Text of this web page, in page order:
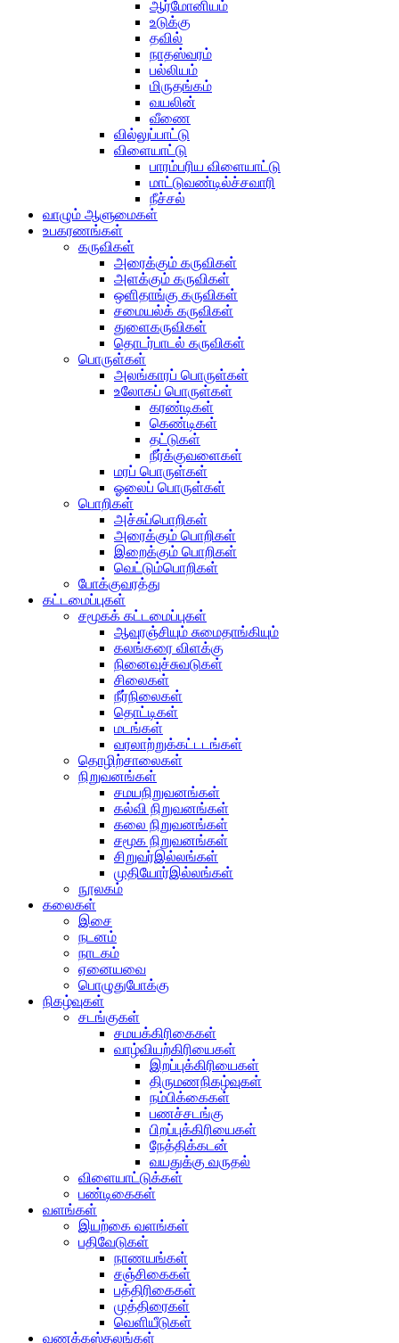
ஆர்மோனியம்
உடுக்கு
தவில்
நாதஸ்வரம்
பல்லியம்
மிருதங்கம்
வயலின்
வீணை
வில்லுப்பாட்டு
விளையாட்டு
பாரம்பரிய விளையாட்டு
மாட்டுவண்டில்ச்சவாரி
நீச்சல்
வாழும் ஆளுமைகள்
உபகரணங்கள்
கருவிகள்
அரைக்கும் கருவிகள்
அளக்கும் கருவிகள்
ஒளிதாங்கு கருவிகள்
சமையல்க் கருவிகள்
துளைகருவிகள்
தொடர்பாடல் கருவிகள்
பொருள்கள்
அலங்காரப் பொருள்கள்
உலோகப் பொருள்கள்
கரண்டிகள்
கெண்டிகள்
தட்டுகள்
நீர்க்குவளைகள்
மரப் பொருள்கள்
ஓலைப் பொருள்கள்
பொறிகள்
அச்சுப்பொறிகள்
அரைக்கும் பொறிகள்
இறைக்கும் பொறிகள்
வெட்டும்பொறிகள்
போக்குவரத்து
கட்டமைப்புகள்
சமூகக் கட்டமைப்புகள்
ஆவுரஞ்சியும் சுமைதாங்கியும்
கலங்கரை விளக்கு
நினைவுச்சுவடுகள்
சிலைகள்
நீர்நிலைகள்
தொட்டிகள்
மடங்கள்
வரலாற்றுக்கட்டடங்கள்
தொழிற்சாலைகள்
நிறுவனங்கள்
சமயநிறுவனங்கள்
கல்வி நிறுவனங்கள்
கலை நிறுவனங்கள்
சமூக நிறுவனங்கள்
சிறுவர்இல்லங்கள்
முதியோர்இல்லங்கள்
நூலகம்
கலைகள்
இசை
நடனம்
நாடகம்
ஏனையவை
பொழுதுபோக்கு
நிகழ்வுகள்
சடங்குகள்
சமயக்கிரிகைகள்
வாழ்வியற்கிரியைகள்
இறப்புக்கிரியைகள்
திருமணநிகழ்வுகள்
நம்பிக்கைகள்
பணச்சடங்கு
பிறப்புக்கிரியைகள்
நேத்திக்கடன்
வயதுக்கு வருதல்
விளையாட்டுக்கள்
பண்டிகைகள்
வளங்கள்
இயற்கை வளங்கள்
பதிவேடுகள்
நாணயங்கள்
சஞ்சிகைகள்
பத்திரிகைகள்
முத்திரைகள்
வெளியீடுகள்
வணக்கஸ்தலங்கள்